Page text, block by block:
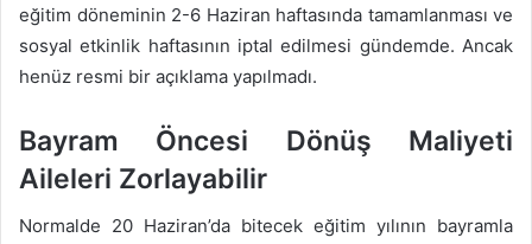
eğitim döneminin 2-6 Haziran haftasında tamamlanması ve
sosyal etkinlik haftasının iptal edilmesi gündemde. Ancak
henüz resmi bir açıklama yapılmadı.
Bayram Öncesi Dönüş Maliyeti
Aileleri Zorlayabilir
Normalde 20 Haziran’da bitecek eğitim yılının bayramla